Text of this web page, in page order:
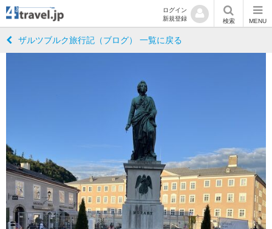
ログイン
新規登録
検索 MENU
ザルツブルク旅行記（ブログ） 一覧に戻る